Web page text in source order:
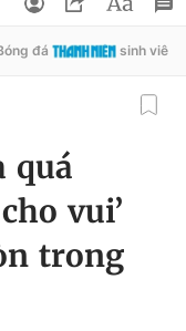
đá sinh viên
quá
vui’
trong